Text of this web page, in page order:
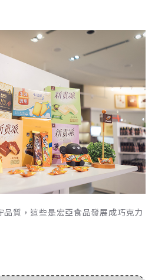
質，這些是宏亞食品發展成巧克力